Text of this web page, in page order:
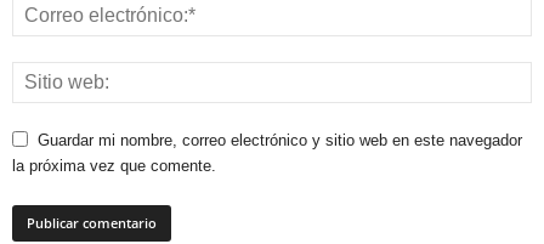
Guardar mi nombre, correo electrónico y sitio web en este navegador
la próxima vez que comente.